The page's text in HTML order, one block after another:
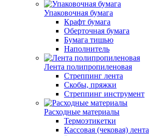
Упаковочная бумага
Крафт бумага
Оберточная бумага
Бумага тишью
Наполнитель
Лента полипропиленовая
Стреппинг лента
Скобы, пряжки
Стреппинг инструмент
Расходные материалы
Термоэтикетки
Кассовая (чековая) лента